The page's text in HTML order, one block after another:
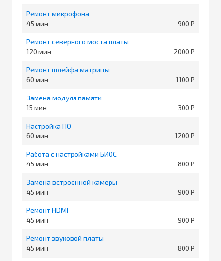
Ремонт микрофона
45
900
Ремонт северного моста платы
120
2000
Ремонт шлейфа матрицы
60
1100
Замена модуля памяти
15
300
Настройка ПО
60
1200
Работа с настройками БИОС
45
800
Замена встроенной камеры
45
900
Ремонт HDMI
45
900
Ремонт звуковой платы
45
800